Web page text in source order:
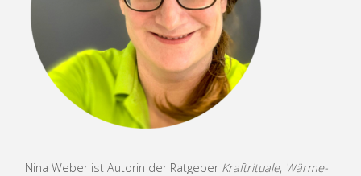
Nina Weber ist Autorin der Ratgeber Kraftrituale, Wärme-